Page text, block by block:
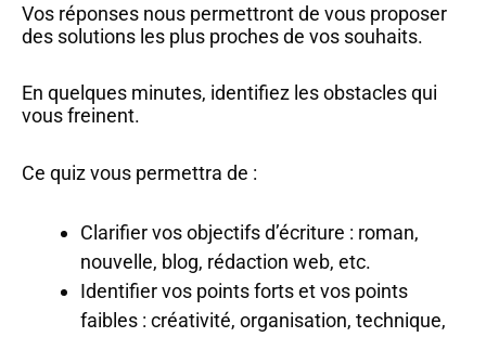
Vos réponses nous permettront de vous proposer
des solutions les plus proches de vos souhaits.
En quelques minutes, identifiez les obstacles qui
vous freinent.
Ce quiz vous permettra de :
Clarifier vos objectifs d’écriture : roman,
nouvelle, blog, rédaction web, etc.
Identifier vos points forts et vos points
faibles : créativité, organisation, technique,